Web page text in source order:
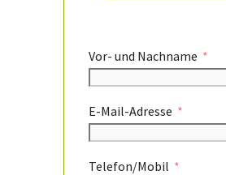
Vor- und Nachname
E-Mail-Adresse
Telefon/Mobil